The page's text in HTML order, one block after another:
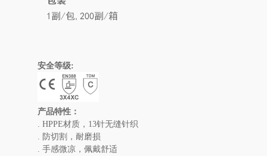
安全等级:
产品特性：
. HPPE材质，13针无缝针织
. 防切割，耐磨损
. 手感微凉，佩戴舒适